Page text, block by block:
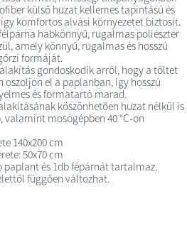
külső huzat kellemes tapintású és
komfortos alvási környezetet biztosít.
habkönnyű, rugalmas poliészter
amely könnyű, rugalmas és hosszú
formáját.
gondoskodik arról, hogy a töltet
oszoljon el a paplanban, így hosszú
és formatartó marad.
köszönhetően huzat nélkül is
valamint mosógépben 40 °C-on
140x200 cm
50x70 cm
paplant és 1db fépárnát tartalmaz.
függően változhat.